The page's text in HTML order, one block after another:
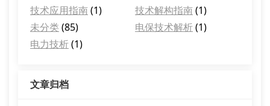
技术应用指南(1) 技术解构指南(1)
未分类(85) 电保技术解析(1)
电力技析(1)
文章归档